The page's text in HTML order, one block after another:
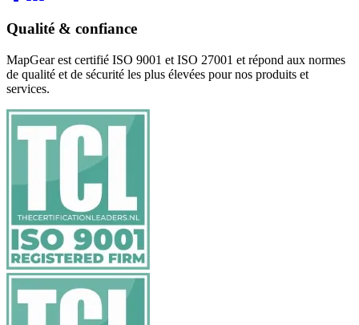
Qualité & confiance
MapGear est certifié ISO 9001 et ISO 27001 et répond aux normes
de qualité et de sécurité les plus élevées pour nos produits et
services.